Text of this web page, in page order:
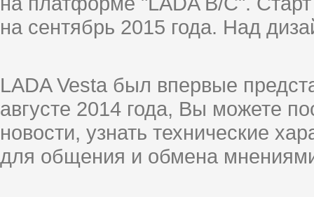
на сентябрь 2015 года. Над
LADA Vesta был впервые
августе 2014 года, Вы можете
новости, узнать технические
для общения и обмена